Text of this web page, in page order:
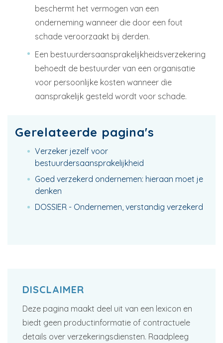
beschermt het vermogen van een
onderneming wanneer die door een fout
schade veroorzaakt bij derden.
Een bestuurdersaansprakelijkheidsverzekering
behoedt de bestuurder van een organisatie
voor persoonlijke kosten wanneer die
aansprakelijk gesteld wordt voor schade.
Gerelateerde pagina's
Verzeker jezelf voor
bestuurdersaansprakelijkheid
Goed verzekerd ondernemen: hieraan moet je
denken
DOSSIER - Ondernemen, verstandig verzekerd
DISCLAIMER
Deze pagina maakt deel uit van een lexicon en
biedt geen productinformatie of contractuele
details over verzekeringsdiensten. Raadpleeg